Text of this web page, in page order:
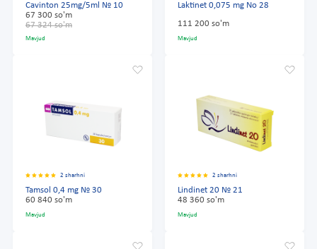
Cavinton 25mg/5ml № 10
67 300 so'm
67 324 so'm
Mavjud
Laktinet 0,075 mg No 28
111 200 so'm
Mavjud
2 sharhni
Tamsol 0,4 mg № 30
60 840 so'm
Mavjud
2 sharhni
Lindinet 20 № 21
48 360 so'm
Mavjud